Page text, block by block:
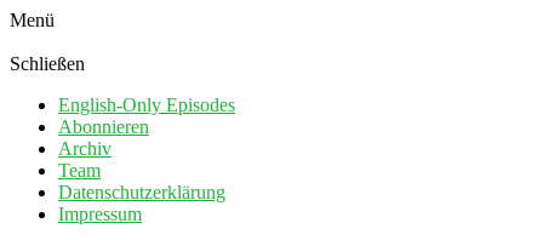
Menü
Schließen
English-Only Episodes
Abonnieren
Archiv
Team
Datenschutzerklärung
Impressum